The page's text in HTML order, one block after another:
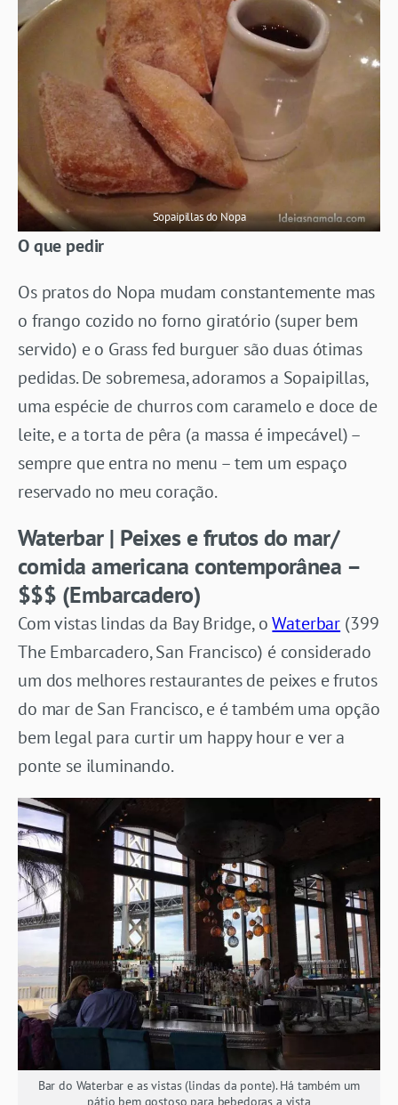
Sopaipillas do Nopa
O que pedir
Os pratos do Nopa mudam constantemente mas
o frango cozido no forno giratório (super bem
servido) e o Grass fed burguer são duas ótimas
pedidas. De sobremesa, adoramos a Sopaipillas,
uma espécie de churros com caramelo e doce de
leite, e a torta de pêra (a massa é impecável) –
sempre que entra no menu – tem um espaço
reservado no meu coração.
Waterbar | Peixes e frutos do mar/
comida americana contemporânea –
$$$ (Embarcadero)
Com vistas lindas da Bay Bridge, oWaterbar (399
The Embarcadero, San Francisco) é considerado
um dos melhores restaurantes de peixes e frutos
do mar de San Francisco, e é também uma opção
bem legal para curtir um happy hour e ver a
ponte se iluminando.
Bar do Waterbar e as vistas (lindas da ponte). Há também um